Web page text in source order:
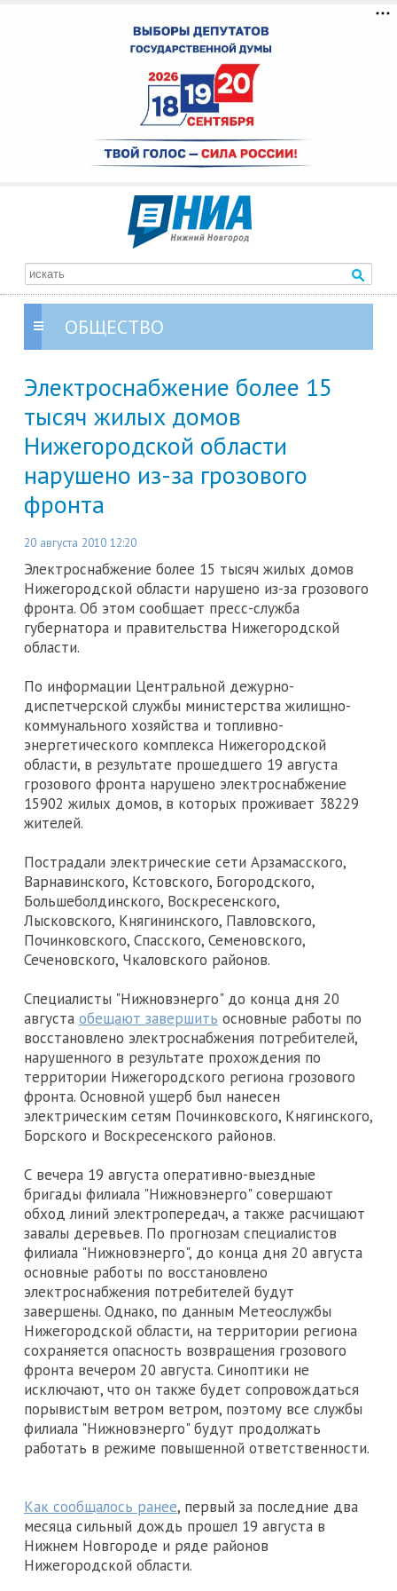
ОБЩЕСТВО
Электроснабжение более 15
тысяч жилых домов
Нижегородской области
нарушено из-за грозового
фронта
20 августа 2010 12:20
Электроснабжение более 15 тысяч жилых домов
Нижегородской области нарушено из-за грозового
фронта. Об этом сообщает пресс-служба
губернатора и правительства Нижегородской
области.
По информации Центральной дежурно-
диспетчерской службы министерства жилищно-
коммунального хозяйства и топливно-
энергетического комплекса Нижегородской
области, в результате прошедшего 19 августа
грозового фронта нарушено электроснабжение
15902 жилых домов, в которых проживает 38229
жителей.
Пострадали электрические сети Арзамасского,
Варнавинского, Кстовского, Богородского,
Большеболдинского, Воскресенского,
Лысковского, Княгининского, Павловского,
Починковского, Спасского, Семеновского,
Сеченовского, Чкаловского районов.
Специалисты "Нижновэнерго" до конца дня 20
августа обещают завершить основные работы по
восстановлено электроснабжения потребителей,
нарушенного в результате прохождения по
территории Нижегородского региона грозового
фронта. Основной ущерб был нанесен
электрическим сетям Починковского, Княгинского,
Борского и Воскресенского районов.
С вечера 19 августа оперативно-выездные
бригады филиала "Нижновэнерго" совершают
обход линий электропередач, а также расчищают
завалы деревьев. По прогнозам специалистов
филиала "Нижновэнерго", до конца дня 20 августа
основные работы по восстановлено
электроснабжения потребителей будут
завершены. Однако, по данным Метеослужбы
Нижегородской области, на территории региона
сохраняется опасность возвращения грозового
фронта вечером 20 августа. Синоптики не
исключают, что он также будет сопровождаться
порывистым ветром ветром, поэтому все службы
филиала "Нижновэнерго" будут продолжать
работать в режиме повышенной ответственности.
Как сообщалось ранее, первый за последние два
месяца сильный дождь прошел 19 августа в
Нижнем Новгороде и ряде районов
Нижегородской области.